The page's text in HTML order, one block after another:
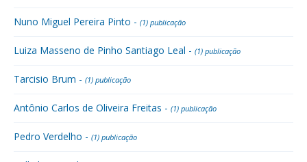
Nuno Miguel Pereira Pinto - (1) publicação
Luiza Masseno de Pinho Santiago Leal - (1) publicação
Tarcisio Brum - (1) publicação
Antônio Carlos de Oliveira Freitas - (1) publicação
Pedro Verdelho - (1) publicação